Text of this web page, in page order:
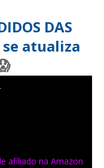
DAS
se atualiza
afiliado na Amazon